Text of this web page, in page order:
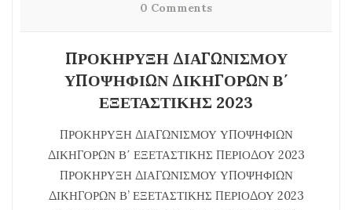
0 Comments
ΠΡΟΚΗΡΥΞΗ ΔΙΑΓΩΝΙΣΜΟΥ
ΥΠΟΨΗΦΙΩΝ ΔΙΚΗΓΟΡΩΝ Β΄
ΕΞΕΤΑΣΤΙΚΗΣ 2023
ΠΡΟΚΗΡΥΞΗ ΔΙΑΓΩΝΙΣΜΟΥ ΥΠΟΨΗΦΙΩΝ
ΔΙΚΗΓΟΡΩΝ Β΄ ΕΞΕΤΑΣΤΙΚΗΣ ΠΕΡΙΟΔΟΥ 2023
ΠΡΟΚΗΡΥΞΗ ΔΙΑΓΩΝΙΣΜΟΥ ΥΠΟΨΗΦΙΩΝ
ΔΙΚΗΓΟΡΩΝ Β’ ΕΞΕΤΑΣΤΙΚΗΣ ΠΕΡΙΟΔΟΥ 2023